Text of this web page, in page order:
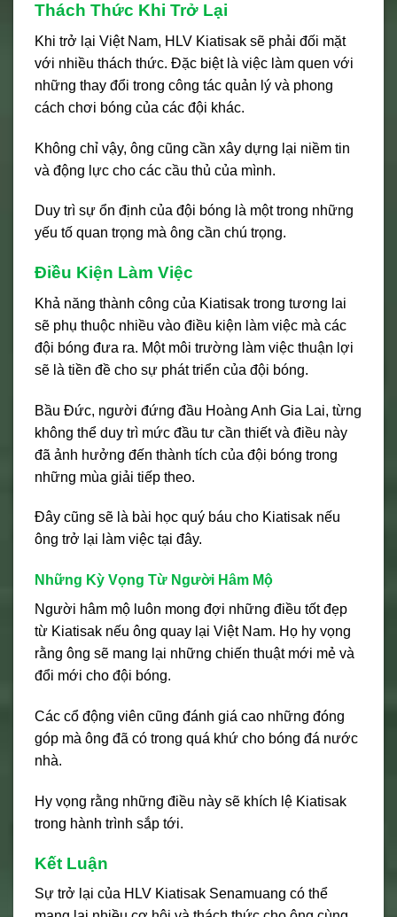
Thách Thức Khi Trở Lại
Khi trở lại Việt Nam, HLV Kiatisak sẽ phải đối mặt
với nhiều thách thức. Đặc biệt là việc làm quen với
những thay đổi trong công tác quản lý và phong
cách chơi bóng của các đội khác.
Không chỉ vậy, ông cũng cần xây dựng lại niềm tin
và động lực cho các cầu thủ của mình.
Duy trì sự ổn định của đội bóng là một trong những
yếu tố quan trọng mà ông cần chú trọng.
Điều Kiện Làm Việc
Khả năng thành công của Kiatisak trong tương lai
sẽ phụ thuộc nhiều vào điều kiện làm việc mà các
đội bóng đưa ra. Một môi trường làm việc thuận lợi
sẽ là tiền đề cho sự phát triển của đội bóng.
Bầu Đức, người đứng đầu Hoàng Anh Gia Lai, từng
không thể duy trì mức đầu tư cần thiết và điều này
đã ảnh hưởng đến thành tích của đội bóng trong
những mùa giải tiếp theo.
Đây cũng sẽ là bài học quý báu cho Kiatisak nếu
ông trở lại làm việc tại đây.
Những Kỳ Vọng Từ Người Hâm Mộ
Người hâm mộ luôn mong đợi những điều tốt đẹp
từ Kiatisak nếu ông quay lại Việt Nam. Họ hy vọng
rằng ông sẽ mang lại những chiến thuật mới mẻ và
đổi mới cho đội bóng.
Các cổ động viên cũng đánh giá cao những đóng
góp mà ông đã có trong quá khứ cho bóng đá nước
nhà.
Hy vọng rằng những điều này sẽ khích lệ Kiatisak
trong hành trình sắp tới.
Kết Luận
Sự trở lại của HLV Kiatisak Senamuang có thể